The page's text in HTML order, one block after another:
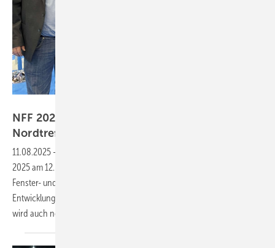
NFF 2025: Weltpremiere und Top-Aussteller bei
Nordtreff in
11.08.2025 -
2025 am 12. September in Brockel verspricht neue Highlights für die
Fenster- und Fassadenbranche. Regel-air zeigt erstmals seine neueste
Entwicklung, auch Weinig will seine Hobelmaschine vorführen. Dann
wird auch noch ein Fenster in Brand